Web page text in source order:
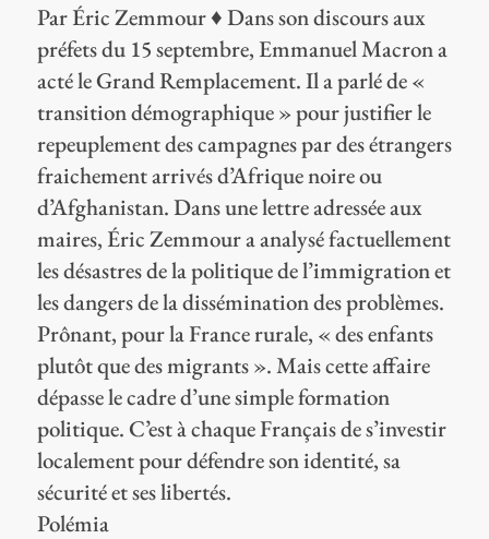
Par Éric Zemmour ♦ Dans son discours aux
préfets du 15 septembre, Emmanuel Macron a
acté le Grand Remplacement. Il a parlé de «
transition démographique » pour justifier le
repeuplement des campagnes par des étrangers
fraichement arrivés d’Afrique noire ou
d’Afghanistan. Dans une lettre adressée aux
maires, Éric Zemmour a analysé factuellement
les désastres de la politique de l’immigration et
les dangers de la dissémination des problèmes.
Prônant, pour la France rurale, « des enfants
plutôt que des migrants ». Mais cette affaire
dépasse le cadre d’une simple formation
politique. C’est à chaque Français de s’investir
localement pour défendre son identité, sa
sécurité et ses libertés.
Polémia